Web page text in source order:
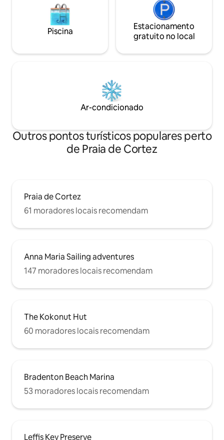
Piscina
Estacionamento
gratuito no local
Ar-condicionado
Outros pontos turísticos populares perto
de Praia de Cortez
Praia de Cortez
61 moradores locais recomendam
Anna Maria Sailing adventures
147 moradores locais recomendam
The Kokonut Hut
60 moradores locais recomendam
Bradenton Beach Marina
53 moradores locais recomendam
Leffis Key Preserve